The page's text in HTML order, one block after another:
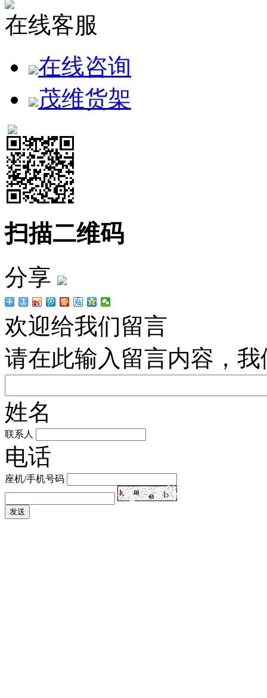
在线客服
在线咨询
茂维货架
扫描二维码
分享
欢迎给我们留言
请在此输入留言内容，
姓名
联系人
电话
座机/手机号码